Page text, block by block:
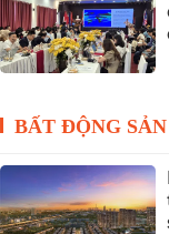
BẤT ĐỘNG SẢN